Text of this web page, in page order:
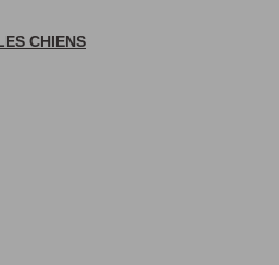
CHIENS